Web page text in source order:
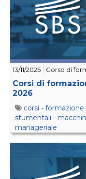
13/11/2025 Corso di
Corsi di
2026
corsi - formazione
stumentali -
manageriale